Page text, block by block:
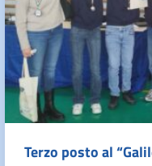
Terzo posto al